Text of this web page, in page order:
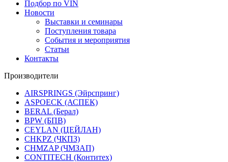
Подбор по VIN
Новости
Выставки и семинары
Поступления товара
События и мероприятия
Статьи
Контакты
Производители
AIRSPRINGS (Эйрспринг)
ASPOECK (АСПЕК)
BERAL (Берал)
BPW (БПВ)
CEYLAN (ЦЕЙЛАН)
CHKPZ (ЧКПЗ)
CHMZAP (ЧМЗАП)
CONTITECH (Контитех)